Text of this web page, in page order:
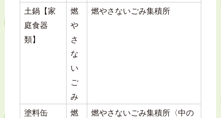
土鍋【家
庭食器
類】
燃
や
さ
な
い
ご
み
燃やさないごみ集積所
塗料缶
燃
燃やさないごみ集積所〈中の